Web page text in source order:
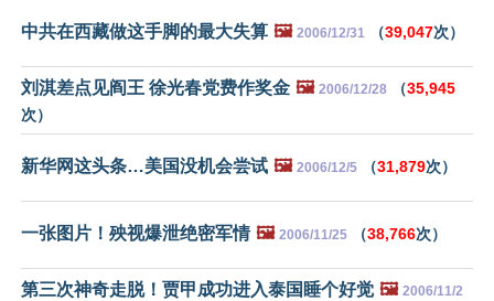
中共在西藏做这手脚的最大失算 🖼️ 2006/12/31 （39,047次）
刘淇差点见阎王 徐光春党费作奖金 🖼️ 2006/12/28 （35,945
次）
新华网这头条…美国没机会尝试 🖼️ 2006/12/5 （31,879次）
一张图片！殃视爆泄绝密军情 🖼️ 2006/11/25 （38,766次）
第三次神奇走脱！贾甲成功进入泰国睡个好觉 🖼️ 2006/11/2